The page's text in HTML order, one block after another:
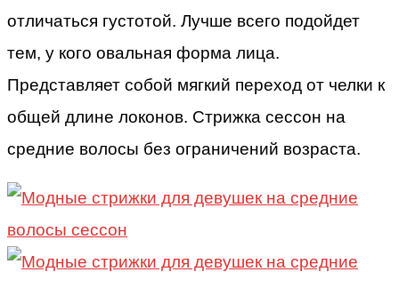
отличаться густотой. Лучше всего подойдет
тем, у кого овальная форма лица.
Представляет собой мягкий переход от челки к
общей длине локонов. Стрижка сессон на
средние волосы без ограничений возраста.